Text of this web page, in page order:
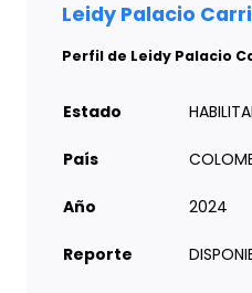
Leidy Palacio
Perfil de Leidy Palacio
Estado
País
Año 2024
Reporte